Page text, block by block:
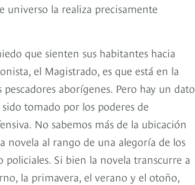
universo la realiza precisamente
que sienten sus habitantes hacia
el Magistrado, es que está en la
aborígenes. Pero hay un dato
tomado por los poderes de
No sabemos más de la ubicación
novela al rango de una alegoría de los
Si bien la novela transcurre a
la primavera, el verano y el otoño,